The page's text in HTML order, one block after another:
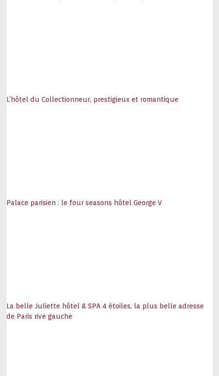
L’hôtel du Collectionneur, prestigieux et romantique
Palace parisien : le four seasons hôtel George V
La belle Juliette hôtel & SPA 4 étoiles, la plus belle adresse
de Paris rive gauche